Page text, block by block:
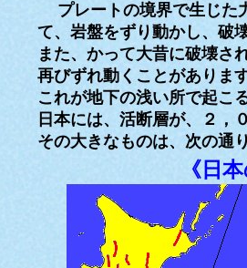
プレートの境界で生じた
て、岩盤をずり動かし、破
また、かって大昔に破壊さ
再びずれ動くことがありま
これが地下の浅い所で起こ
日本には、活断層が、２，
その大きなものは、次の通
《日